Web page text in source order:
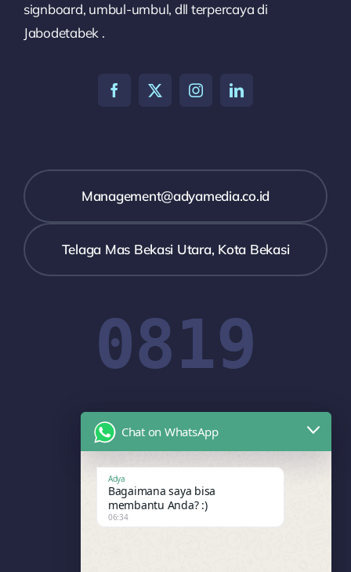
signboard, umbul-umbul, dll terpercaya di
Jabodetabek .
Management@adyamedia.co.id
Telaga Mas Bekasi Utara, Kota Bekasi
0819
1908
Chat on WhatsApp
Adya
Bagaimana saya bisa
membantu Anda? :)
06:34